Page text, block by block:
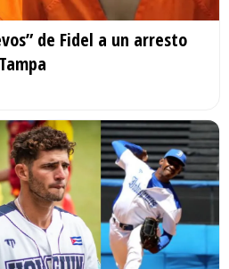
de Fidel a un arresto